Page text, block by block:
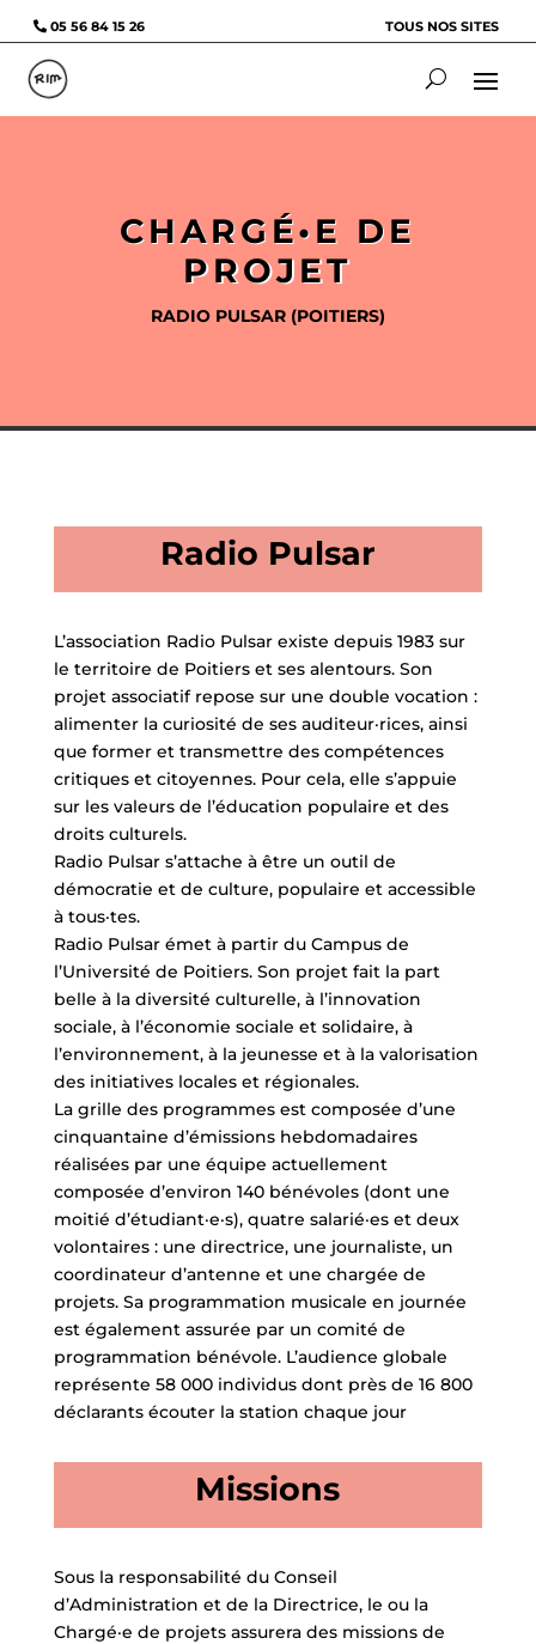
05 56 84 15 26 TOUS NOS SITES
CHARGÉ•E DE
PROJET
RADIO PULSAR (POITIERS)
Radio Pulsar
L’association Radio Pulsar existe depuis 1983 sur
le territoire de Poitiers et ses alentours. Son
projet associatif repose sur une double vocation :
alimenter la curiosité de ses auditeur·rices, ainsi
que former et transmettre des compétences
critiques et citoyennes. Pour cela, elle s’appuie
sur les valeurs de l’éducation populaire et des
droits culturels.
Radio Pulsar s’attache à être un outil de
démocratie et de culture, populaire et accessible
à tous·tes.
Radio Pulsar émet à partir du Campus de
l’Université de Poitiers. Son projet fait la part
belle à la diversité culturelle, à l’innovation
sociale, à l’économie sociale et solidaire, à
l’environnement, à la jeunesse et à la valorisation
des initiatives locales et régionales.
La grille des programmes est composée d’une
cinquantaine d’émissions hebdomadaires
réalisées par une équipe actuellement
composée d’environ 140 bénévoles (dont une
moitié d’étudiant·e·s), quatre salarié·es et deux
volontaires : une directrice, une journaliste, un
coordinateur d’antenne et une chargée de
projets. Sa programmation musicale en journée
est également assurée par un comité de
programmation bénévole. L’audience globale
représente 58 000 individus dont près de 16 800
déclarants écouter la station chaque jour
Missions
Sous la responsabilité du Conseil
d’Administration et de la Directrice, le ou la
Chargé·e de projets assurera des missions de